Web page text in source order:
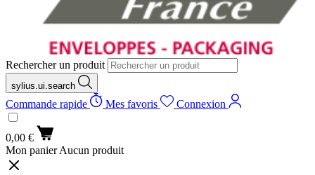
Rechercher un produit
sylius.ui.search
Commande rapide Mes favoris Connexion
0,00 €
Mon panier Aucun produit